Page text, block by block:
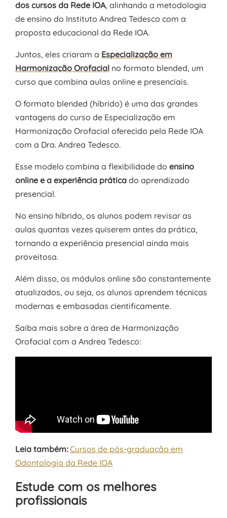
dos cursos da Rede IOA, alinhando a metodologia
de ensino do Instituto Andrea Tedesco com a
proposta educacional da Rede IOA.
Juntos, eles criaram a Especialização em
Harmonização Orofacial no formato blended, um
curso que combina aulas online e presenciais.
O formato blended (híbrido) é uma das grandes
vantagens do curso de Especialização em
Harmonização Orofacial oferecido pela Rede IOA
com a Dra. Andrea Tedesco.
Esse modelo combina a flexibilidade do ensino
online e a experiência prática do aprendizado
presencial.
No ensino híbrido, os alunos podem revisar as
aulas quantas vezes quiserem antes da prática,
tornando a experiência presencial ainda mais
proveitosa.
Além disso, os módulos online são constantemente
atualizados, ou seja, os alunos aprendem técnicas
modernas e embasadas cientificamente.
Saiba mais sobre a área de Harmonização
Orofacial com a Andrea Tedesco:
Leia também:Cursos de pós-graduação em
Odontologia da Rede IOA
Estude com os melhores
profissionais